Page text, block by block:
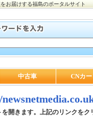
お届けする福島のポータルサイト
中古車 CNカ
を開きます。上記のリンクをク